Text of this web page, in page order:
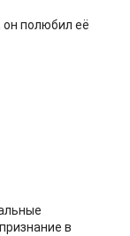
полюбил её
в